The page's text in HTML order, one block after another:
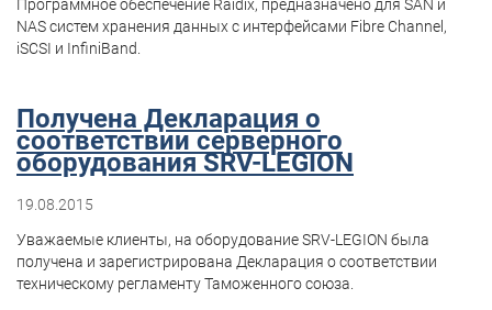
Программное обеспечение Raidix, предназначено для SAN и
NAS систем хранения данных с интерфейсами Fibre Channel,
iSCSI и InfiniBand.
Получена Декларация о
соответствии серверного
оборудования SRV-LEGION
19.08.2015
Уважаемые клиенты, на оборудование SRV-LEGION была
получена и зарегистрирована Декларация о соответствии
техническому регламенту Таможенного союза.